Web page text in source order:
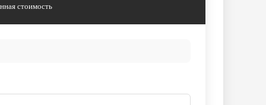
стоимость